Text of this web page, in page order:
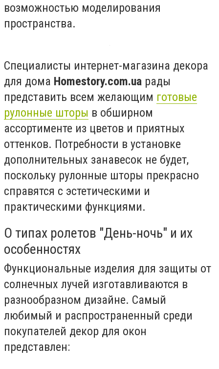
возможностью моделирования
пространства.
Специалисты интернет-магазина декора
для дома Homestory.com.ua рады
представить всем желающим готовые
рулонные шторы в обширном
ассортименте из цветов и приятных
оттенков. Потребности в установке
дополнительных занавесок не будет,
поскольку рулонные шторы прекрасно
справятся с эстетическими и
практическими функциями.
О типах ролетов "День-ночь" и их
особенностях
Функциональные изделия для защиты от
солнечных лучей изготавливаются в
разнообразном дизайне. Самый
любимый и распространенный среди
покупателей декор для окон
представлен: